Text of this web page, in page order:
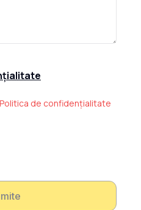
de confidențialitate